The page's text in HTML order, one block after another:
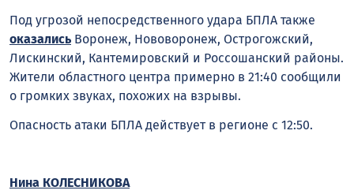
Под угрозой непосредственного удара БПЛА также
оказались Воронеж, Нововоронеж, Острогожский,
Лискинский, Кантемировский и Россошанский районы.
Жители областного центра примерно в 21:40 сообщили
о громких звуках, похожих на взрывы.
Опасность атаки БПЛА действует в регионе с 12:50.
Нина КОЛЕСНИКОВА